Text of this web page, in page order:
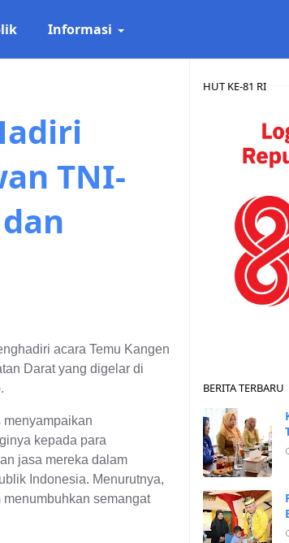
Informasi
TNI-
acara Temu Kangen
Darat yang digelar di
menyampaikan
kepada para
jasa mereka dalam
Indonesia. Menurutnya,
semangat
HUT KE-81 RI
BERITA TERBARU